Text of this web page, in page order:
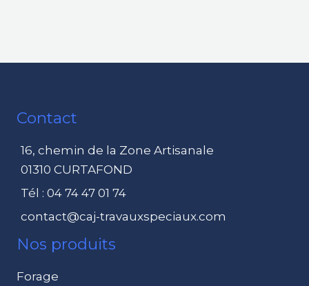
Contact
16, chemin de la Zone Artisanale
01310 CURTAFOND
Tél : 04 74 47 01 74
contact@caj-travauxspeciaux.com
Nos produits
Forage